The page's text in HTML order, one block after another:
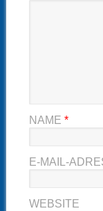
NAME *
E-MAIL-
WEBSITE